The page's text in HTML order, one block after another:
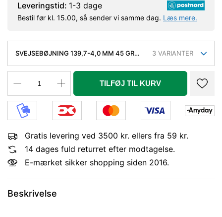
Leveringstid: 1-3 dage
Bestil før kl. 15.00, så sender vi samme dag. Læs mere.
SVEJSEBØJNING 139,7-4,0 MM 45 GR
TYPE A, P235GH, 3D
3 VARIANTER
TILFØJ TIL KURV
Gratis levering ved 3500 kr. ellers fra 59 kr.
14 dages fuld returret efter modtagelse.
E-mærket sikker shopping siden 2016.
Beskrivelse